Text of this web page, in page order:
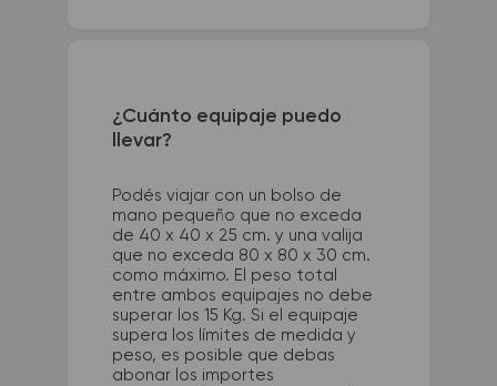
¿Cuánto equipaje puedo
llevar?
Podés viajar con un bolso de
mano pequeño que no exceda
de 40 x 40 x 25 cm. y una valija
que no exceda 80 x 80 x 30 cm.
como máximo. El peso total
entre ambos equipajes no debe
superar los 15 Kg. Si el equipaje
supera los límites de medida y
peso, es posible que debas
abonar los importes